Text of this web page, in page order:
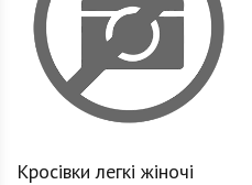
Кросівки легкі жіночі